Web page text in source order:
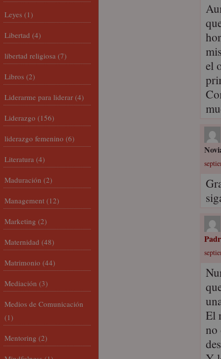
el
El
no
Leyes (1)
Libertad (4)
libertad religiosa (7)
Libros (2)
Liderarme para liderar (4)
Liderazgo (156)
liderazgo femenino (6)
Literatura (4)
Maduración (2)
Management (12)
Marketing (2)
Maternidad (48)
Matrimonio (44)
Mediación (3)
Medios de Comunicación
(1)
Mentoring (2)